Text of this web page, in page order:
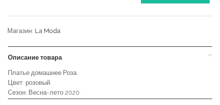
Магазин: La Moda
Описание товара
Платье домашнее Роза.
Цвет: розовый.
Сезон: Весна-лето 2020.